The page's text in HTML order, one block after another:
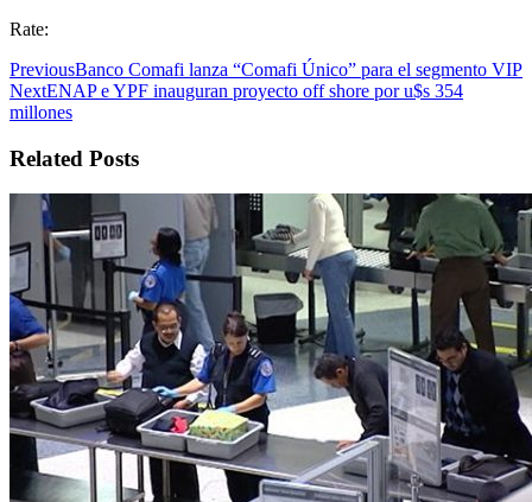
Rate:
PreviousBanco Comafi lanza “Comafi Único” para el segmento VIP
NextENAP e YPF inauguran proyecto off shore por u$s 354
millones
Related Posts